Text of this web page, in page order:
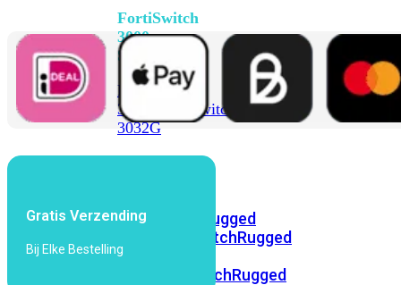
FortiSwitch
3000
Series
FortiSwitch
3032E
FortiSwitch
3032G
FortiSwitchRugged
FortiSwitchRugged
112F-
FortiSwitchRugged
Gratis Verzending
Bij Elke Bestelling